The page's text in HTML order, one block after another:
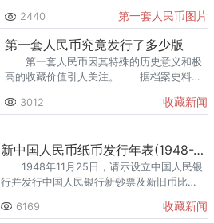
2440 第一套人民币图片
第一套人民币究竟发行了多少版
第一套人民币因其特殊的历史意义和极
高的收藏价值引人关注。 据档案史料，
别。3012 收藏新闻
新中国人民币纸币发行年表(1948-2008)
1948年11月25日，请示设立中国人民银
行并发行中国人民银行新钞票及新旧币比
票的指示信，总经理，南汉宸签署;
6169 收藏新闻